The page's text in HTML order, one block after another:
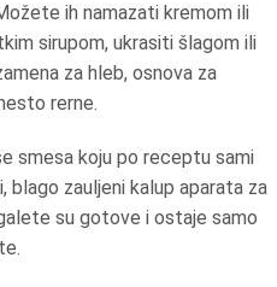
ih namazati kremom ili
sirupom, ukrasiti šlagom ili
za hleb, osnova za
rerne.
smesa koju po receptu sami
blago zauljeni kalup aparata za
su gotove i ostaje samo